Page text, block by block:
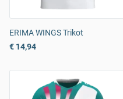
ERIMA WINGS Trikot
€ 14,94